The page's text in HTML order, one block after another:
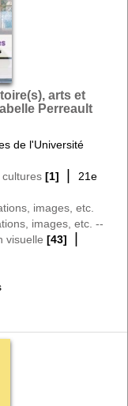
arts et
Perreault
de l'Université
[1] |
21e
images, etc.
images, etc. --
visuelle [43] |